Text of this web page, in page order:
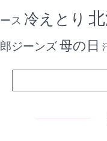
ース 冷えとり
郎ジーンズ母の日